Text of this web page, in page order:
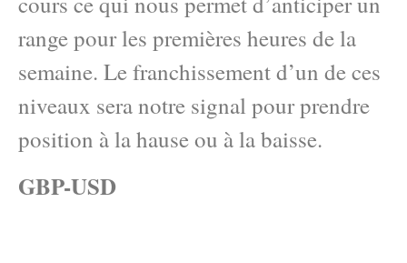
range pour les premières heures de la
semaine. Le franchissement d’un de ces
niveaux sera notre signal pour prendre
position à la hause ou à la baisse.
GBP-USD